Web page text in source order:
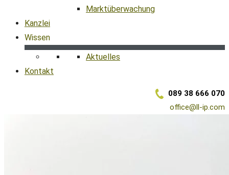
Marktüberwachung
Kanzlei
Wissen
Aktuelles
Kontakt
089 38 666 070
office@ll-ip.com